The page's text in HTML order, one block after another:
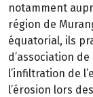
notamment
région de
équatorial, ils
d’association
l’infiltration de
l’érosion lors